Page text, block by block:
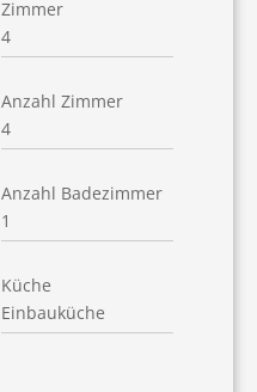
Zimmer
4
Anzahl Zimmer
4
Anzahl Badezimmer
1
Küche
Einbauküche